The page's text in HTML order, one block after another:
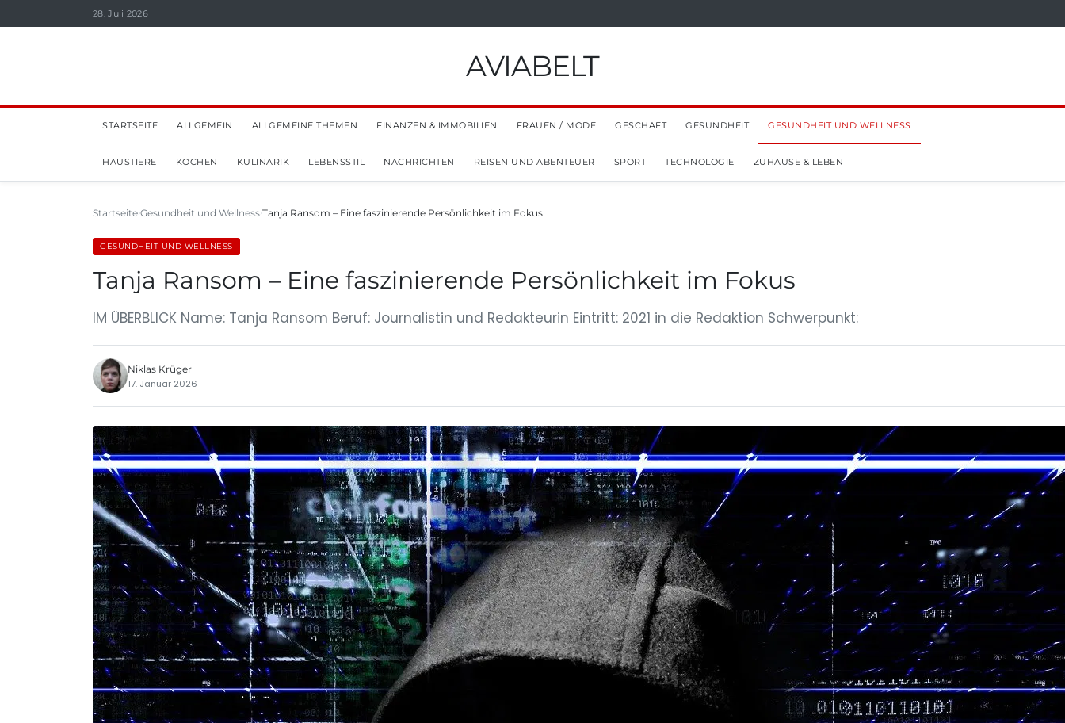
28. Juli 2026
AVIABELT
STARTSEITE ALLGEMEIN ALLGEMEINE THEMEN FINANZEN & IMMOBILIEN FRAUEN / MODE GESCHÄFT GESUNDHEIT GESUNDHEIT UND WELLNESS
HAUSTIERE KOCHEN KULINARIK LEBENSSTIL NACHRICHTEN REISEN UND ABENTEUER SPORT TECHNOLOGIE ZUHAUSE & LEBEN
Startseite Gesundheit und Wellness Tanja Ransom – Eine faszinierende Persönlichkeit im Fokus
GESUNDHEIT UND WELLNESS
Tanja Ransom – Eine faszinierende Persönlichkeit im Fokus
IM ÜBERBLICK Name: Tanja Ransom Beruf: Journalistin und Redakteurin Eintritt: 2021 in die Redaktion Schwerpunkt:
Niklas Krüger
17. Januar 2026